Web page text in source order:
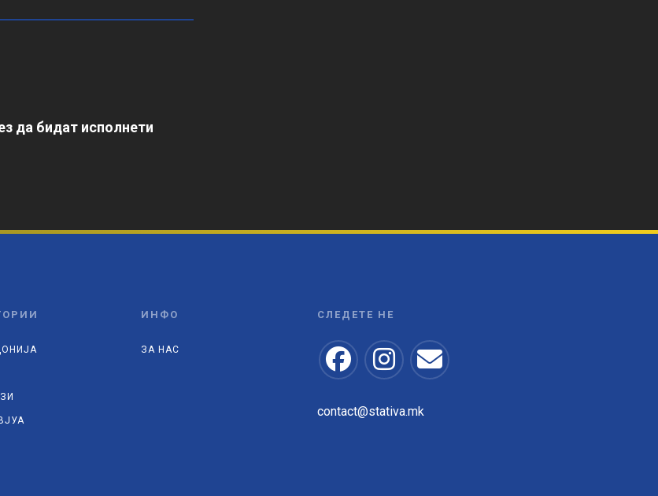
да бидат исполнети
ИНФО
ЗА НАС
СЛЕДЕТЕ НЕ
contact@stativa.mk